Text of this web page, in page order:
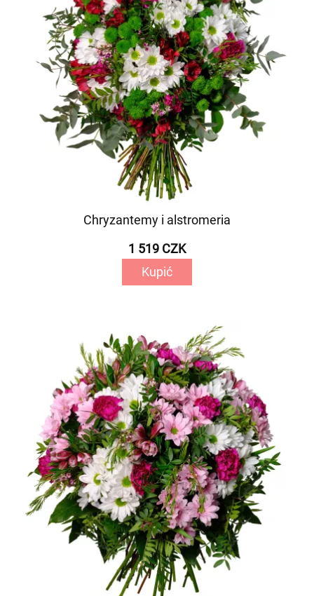
Chryzantemy i alstromeria
1 519 CZK
Kupić